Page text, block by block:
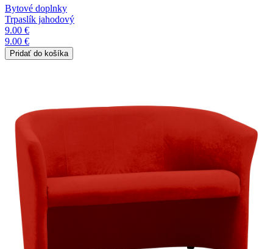
Bytové doplnky
Trpaslík jahodový
9.00 €
9.00 €